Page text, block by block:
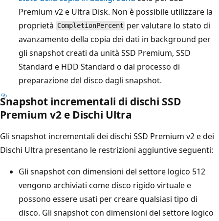
Premium v2 e Ultra Disk. Non è possibile utilizzare la
proprietà CompletionPercent per valutare lo stato di
avanzamento della copia dei dati in background per
gli snapshot creati da unità SSD Premium, SSD
Standard e HDD Standard o dal processo di
preparazione del disco dagli snapshot.
Snapshot incrementali di dischi SSD
Premium v2 e Dischi Ultra
Gli snapshot incrementali dei dischi SSD Premium v2 e dei
Dischi Ultra presentano le restrizioni aggiuntive seguenti:
Gli snapshot con dimensioni del settore logico 512
vengono archiviati come disco rigido virtuale e
possono essere usati per creare qualsiasi tipo di
disco. Gli snapshot con dimensioni del settore logico